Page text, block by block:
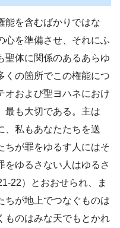
を含むばかりではな
心を準備させ、それにふ
聖体に関係のあるあらゆ
くの箇所でこの権能につ
オおよび聖ヨハネにおけ
最も大切である。主は
、私もあなたたちを送
ちが罪をゆるす人にはそ
をゆるさない人はゆるさ
22）とおおせられ、ま
ちが地上でつなぐものは
ものはみな天でもとかれ